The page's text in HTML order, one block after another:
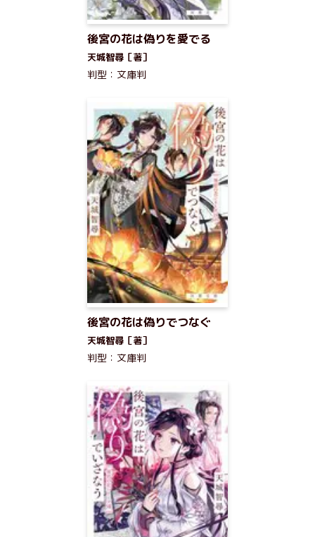
後宮の花は偽りを愛でる
天城智尋［著］
判型：文庫判
後宮の花は偽りでつなぐ
天城智尋［著］
判型：文庫判